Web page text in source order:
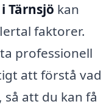
Tärnsjö kan
faktorer.
professionell
att förstå vad
att du kan få